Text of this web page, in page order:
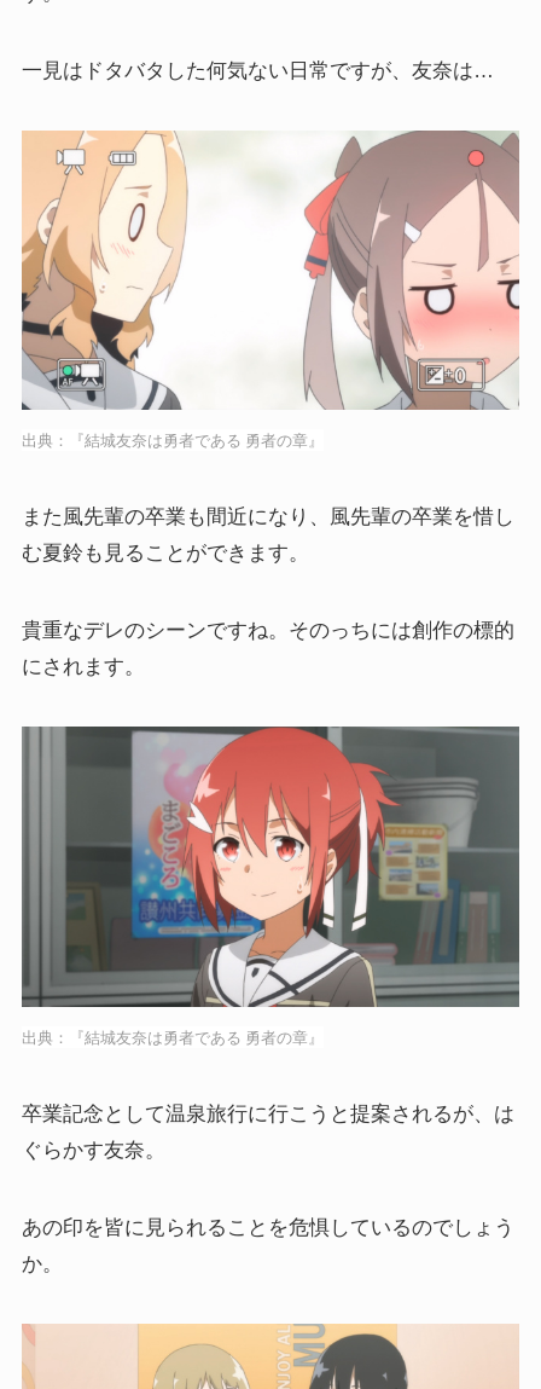
一見はドタバタした何気ない日常ですが、友奈は…
出典：『結城友奈は勇者である 勇者の章』
また風先輩の卒業も間近になり、風先輩の卒業を惜し
む夏鈴も見ることができます。
貴重なデレのシーンですね。そのっちには創作の標的
にされます。
出典：『結城友奈は勇者である 勇者の章』
卒業記念として温泉旅行に行こうと提案されるが、は
ぐらかす友奈。
あの印を皆に見られることを危惧しているのでしょう
か。